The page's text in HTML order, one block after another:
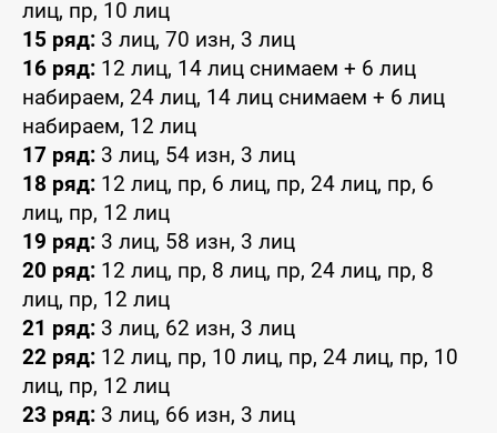
лиц, пр, 10 лиц
15 ряд: 3 лиц, 70 изн, 3 лиц
16 ряд: 12 лиц, 14 лиц снимаем + 6 лиц
набираем, 24 лиц, 14 лиц снимаем + 6 лиц
набираем, 12 лиц
17 ряд: 3 лиц, 54 изн, 3 лиц
18 ряд: 12 лиц, пр, 6 лиц, пр, 24 лиц, пр, 6
лиц, пр, 12 лиц
19 ряд: 3 лиц, 58 изн, 3 лиц
20 ряд: 12 лиц, пр, 8 лиц, пр, 24 лиц, пр, 8
лиц, пр, 12 лиц
21 ряд: 3 лиц, 62 изн, 3 лиц
22 ряд: 12 лиц, пр, 10 лиц, пр, 24 лиц, пр, 10
лиц, пр, 12 лиц
23 ряд: 3 лиц, 66 изн, 3 лиц